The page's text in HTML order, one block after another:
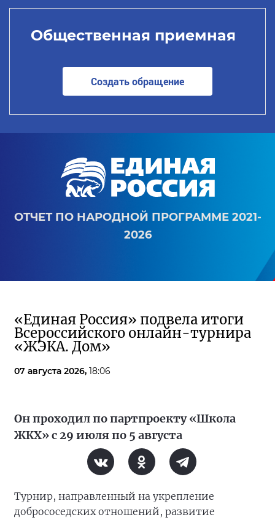
Общественная приемная
Создать обращение
ОТЧЕТ ПО НАРОДНОЙ ПРОГРАММЕ 2021-
2026
«Единая Россия» подвела итоги
Всероссийского онлайн-турнира
«ЖЭКА. Дом»
07 августа 2026, 18:06
Он проходил по партпроекту «Школа
ЖКХ» с 29 июля по 5 августа
Турнир, направленный на укрепление
добрососедских отношений, развитие